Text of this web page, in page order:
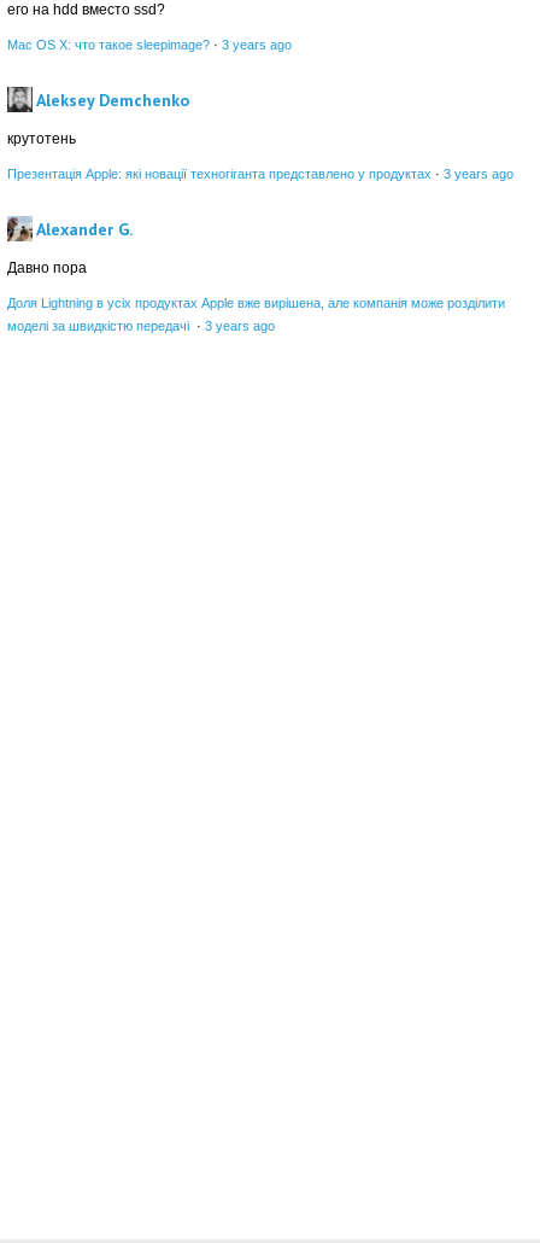
его на hdd вместо ssd?
Mac OS X: что такое sleepimage? · 3 years ago
Aleksey Demchenko
крутотень
Презентація Apple: які новації техногіганта представлено у продуктах · 3 years ago
Alexander G.
Давно пора
Доля Lightning в усіх продуктах Apple вже вирішена, але компанія може розділити
моделі за швидкістю передачі · 3 years ago